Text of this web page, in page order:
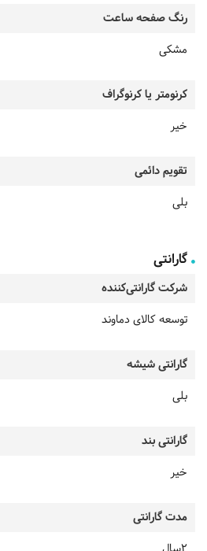
رنگ صفحه ساعت
مشکی
کرنومتر یا کرنوگراف
خیر
تقویم دائمی
بلی
گارانتی
شرکت گارانتی‌کننده
توسعه کالای دماوند
گارانتی شیشه
بلی
گارانتی بند
خیر
مدت گارانتی